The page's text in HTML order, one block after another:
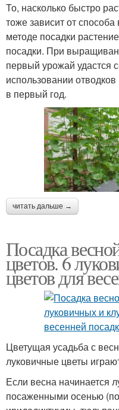
То, насколько быстро
тоже зависит от
методе посадки
посадки. При
первый урожай удастся
использовании
в первый год.
читать дальше →
Посадка
цветов. 6
цветов для
Цветущая усадьба с
луковичные цветы
Если весна начинается
посаженными осенью